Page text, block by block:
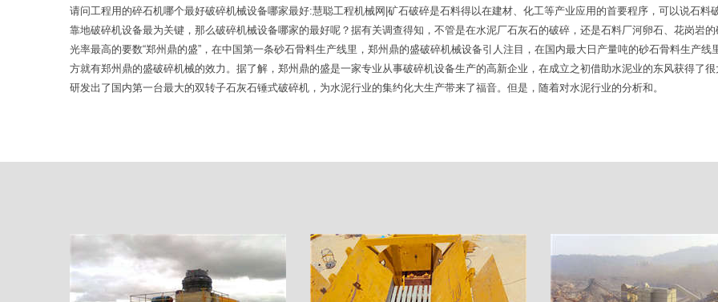
请问工程用的碎石机哪个最好破碎机械设备哪家最好:慧聪工程机械网|矿石破碎是石料得以在建材、化工等产业应用的首要程序，可以说石
靠地破碎机设备最为关键，那么破碎机械设备哪家的最好呢？据有关调查得知，不管是在水泥厂石灰石的破碎，还是石料厂河卵石、花岗岩
光率最高的要数“郑州鼎的盛”，在中国第一条砂石骨料生产线里，郑州鼎的盛破碎机械设备引人注目，在国内最大日产量吨的砂石骨料生产
方就有郑州鼎的盛破碎机械的效力。据了解，郑州鼎的盛是一家专业从事破碎机设备生产的高新企业，在成立之初借助水泥业的东风获得了
研发出了国内第一台最大的双转子石灰石锤式破碎机，为水泥行业的集约化大生产带来了福音。但是，随着对水泥行业的分析和。